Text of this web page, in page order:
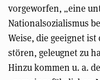
vorgeworfen, „eine
Nationalsozialismus
Weise, die geeignet
stören, geleugnet zu
Hinzu kommen u. a.